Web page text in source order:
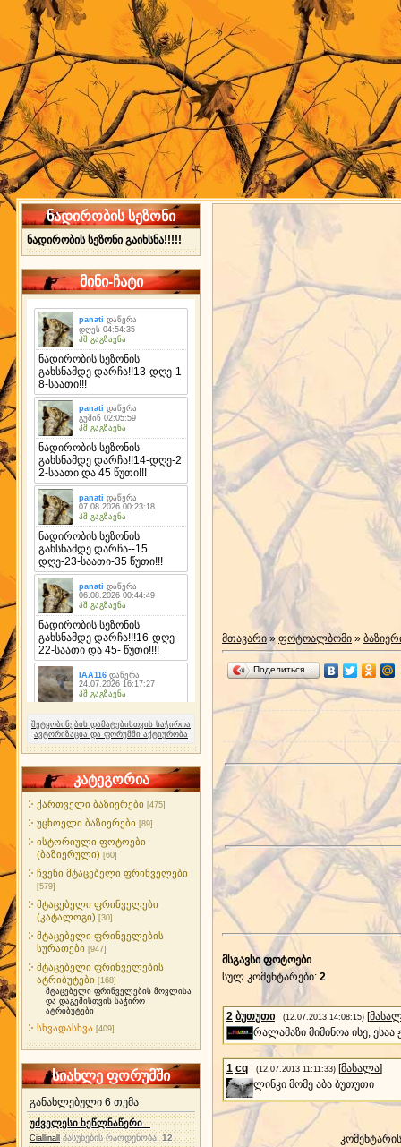
ნადირობის სეზონი
ნადირობის სეზონი გაიხსნა!!!!!
მინი-ჩატი
შეტყობინების დამატებისთვის საჭიროა
ავტორიზაცია და ფორუმში აქტიურობა
კატეგორია
ქართველი ბაზიერები [475]
უცხოელი ბაზიერები [89]
ისტორიული ფოტოები
(ბაზიერული) [60]
ჩვენი მტაცებელი ფრინველები
[579]
მტაცებელი ფრინველები
(კატალოგი) [30]
მტაცებელი ფრინველების
სურათები [947]
მტაცებელი ფრინველების
ატრიბუტები [168]
მტაცებელი ფრინველების მოვლისა
და დაგეშისთვის საჭირო
ატრიბუტები
სხვადასხვა [409]
სიახლე ფორუმში
განახლებული 6 თემა
უძველესი ხეწლნაწერი
Ciallinall პასუხების რაოდენობა:12
მთავარი » ფოტოალბომი »
Поделиться…
მსგავსი ფოტოები
სულ კომენტარები: 2
2 ბუთუთი (12.07.2013 14:08:15) [
რალამაზი მიმინოა ისე, ესაა
1 cq (12.07.2013 11:11:33) [მასალა]
ლინკი მომე აბა ბუთუთი